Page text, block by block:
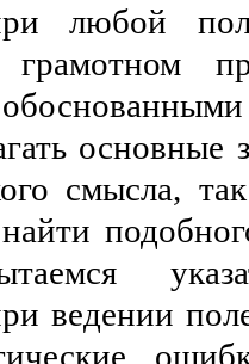
любой
основные
смысла,
ведении